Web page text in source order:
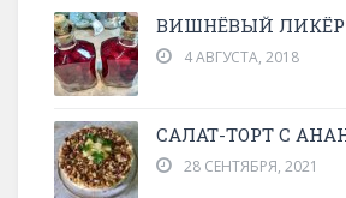
ВИШНЁВЫЙ ЛИКЁР
4 АВГУСТА, 2018
САЛАТ-ТОРТ С
28 СЕНТЯБРЯ, 2021